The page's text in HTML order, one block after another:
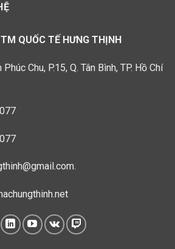
QUỐC TẾ HƯNG THỊNH
Chu, P.15, Q. Tân Bình, TP. Hồ Chí